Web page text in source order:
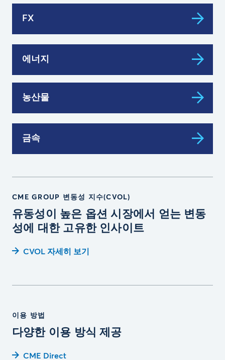
FX
에너지
농산물
금속
CME GROUP 변동성 지수(CVOL)
유동성이 높은 옵션 시장에서 얻는 변동
성에 대한 고유한 인사이트
CVOL 자세히 보기
이용 방법
다양한 이용 방식 제공
CME Direct